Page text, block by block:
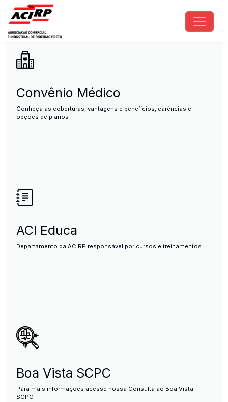
Pular para o conteúdo principal
ACIRP - Associação Comercial
Convênio Médico
Conheça as coberturas, vantagens e benefícios, carências e
opções de planos
ACI Educa
Departamento da ACIRP responsável por cursos e treinamentos
Boa Vista SCPC
Para mais informações acesse nossa Consulta ao Boa Vista
SCPC